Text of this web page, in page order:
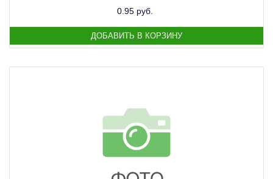
0.95 руб.